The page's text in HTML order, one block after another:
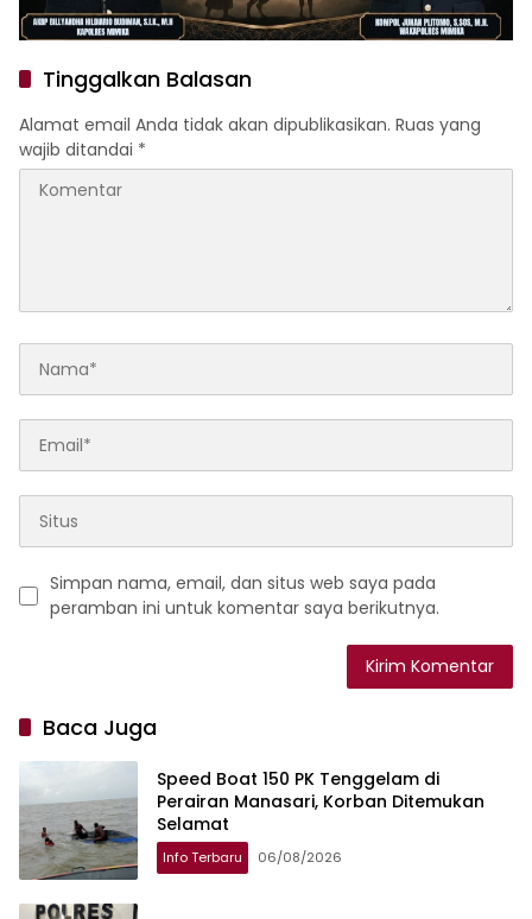
Tinggalkan Balasan
Alamat email Anda tidak akan dipublikasikan. Ruas yang
wajib ditandai *
Simpan nama, email, dan situs web saya pada
peramban ini untuk komentar saya berikutnya.
Baca Juga
Speed Boat 150 PK Tenggelam di
Perairan Manasari, Korban Ditemukan
Selamat
Info Terbaru 06/08/2026